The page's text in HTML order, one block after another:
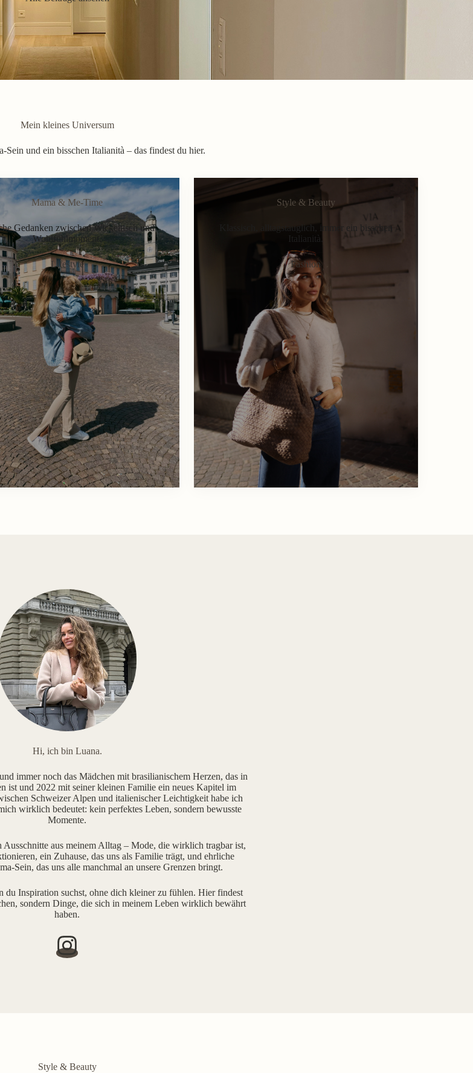
Mein kleines Universum
Sein und ein bisschen Italianità – das findest du hier.
Mama & Me-Time
Gedanken zwischen Wickeltisch und
Wohlfühlmoment.
Lifestyle
Style & Beauty
Klassisch, alltagstauglich, immer ein bisschen
Italianità.
Fashion
Hi, ich bin Luana.
immer noch das Mädchen mit brasilianischem Herzen, das in
ist und 2022 mit seiner kleinen Familie ein neues Kapitel im
Schweizer Alpen und italienischer Leichtigkeit habe ich
wirklich bedeutet: kein perfektes Leben, sondern bewusste
Momente.
Ausschnitte aus meinem Alltag – Mode, die wirklich tragbar ist,
ein Zuhause, das uns als Familie trägt, und ehrliche
Sein, das uns alle manchmal an unsere Grenzen bringt.
du Inspiration suchst, ohne dich kleiner zu fühlen. Hier findest
sondern Dinge, die sich in meinem Leben wirklich bewährt
haben.
Style & Beauty